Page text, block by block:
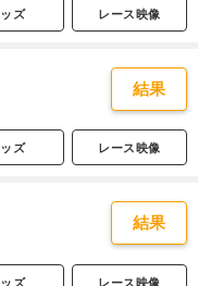
ズ レース映像
結果
ズ レース映像
結果
ズ レース映像